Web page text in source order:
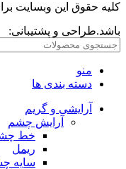
کلیه حقوق این وبسایت
باشد.طراحی و پشتیبانی:
منو
دسته بندی ها
آرایشی و گریم
آرایش چشم
خط
ریمل
سایه